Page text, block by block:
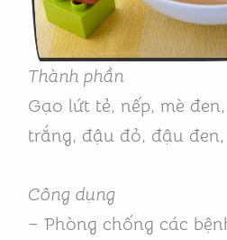
Thành phần
Gạo lứt tẻ, nếp, mè
trắng, đậu đỏ, đậu
Công dụng
– Phòng chống các